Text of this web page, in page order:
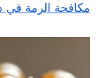
مكافحة الرمة في